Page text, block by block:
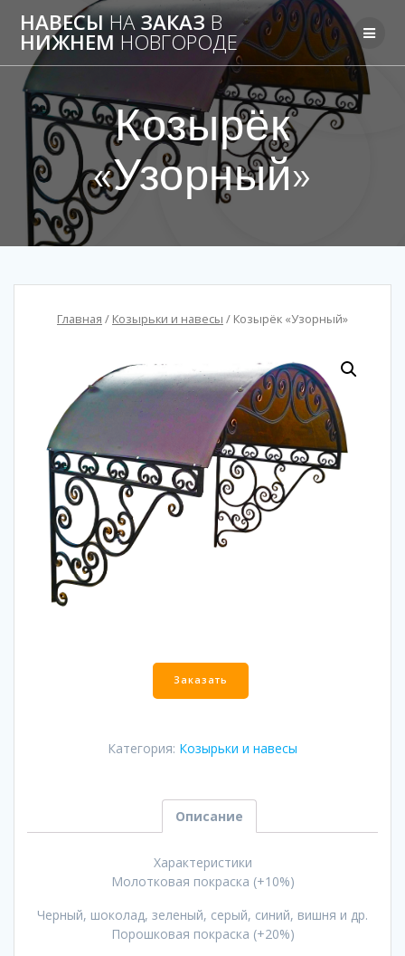
НАВЕСЫНАЗАКАЗВ
НИЖНЕМ НОВГОРОДЕ
Козырёк
«Узорный»
Главная / Козырьки и навесы / Козырёк «Узорный»
Количество
Заказать
Категория: Козырьки и навесы
Описание
Характеристики
Молотковая покраска (+10%)
Черный, шоколад, зеленый, серый, синий, вишня и др.
Порошковая покраска (+20%)